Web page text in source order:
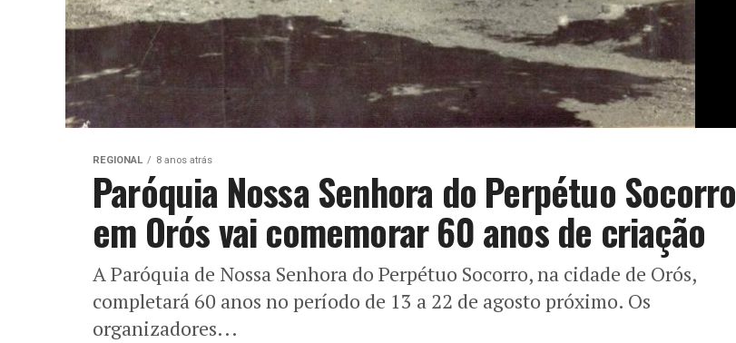
REGIONAL 8 anos atrás
Paróquia Nossa Senhora do Perpétuo Socorro
em Orós vai comemorar 60 anos de criação
A Paróquia de Nossa Senhora do Perpétuo Socorro, na cidade de Orós,
completará 60 anos no período de 13 a 22 de agosto próximo. Os
organizadores...